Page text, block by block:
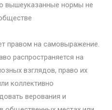
вышеуказанные нормы не
правом на самовыражение.
распространяется на
взглядов, право их
коллективно
верования и